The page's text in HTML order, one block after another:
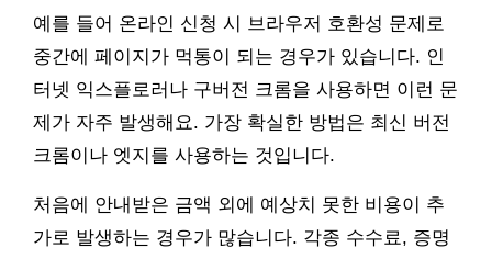
예를 들어 온라인 신청 시 브라우저 호환성 문제로
중간에 페이지가 먹통이 되는 경우가 있습니다. 인
터넷 익스플로러나 구버전 크롬을 사용하면 이런 문
제가 자주 발생해요. 가장 확실한 방법은 최신 버전
크롬이나 엣지를 사용하는 것입니다.
처음에 안내받은 금액 외에 예상치 못한 비용이 추
가로 발생하는 경우가 많습니다. 각종 수수료, 증명